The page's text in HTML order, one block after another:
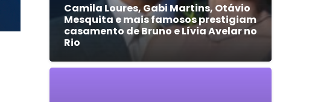
Camila Loures, Gabi Martins, Otávio
Mesquita e mais famosos prestigiam
casamento de Bruno e Lívia Avelar no
Rio